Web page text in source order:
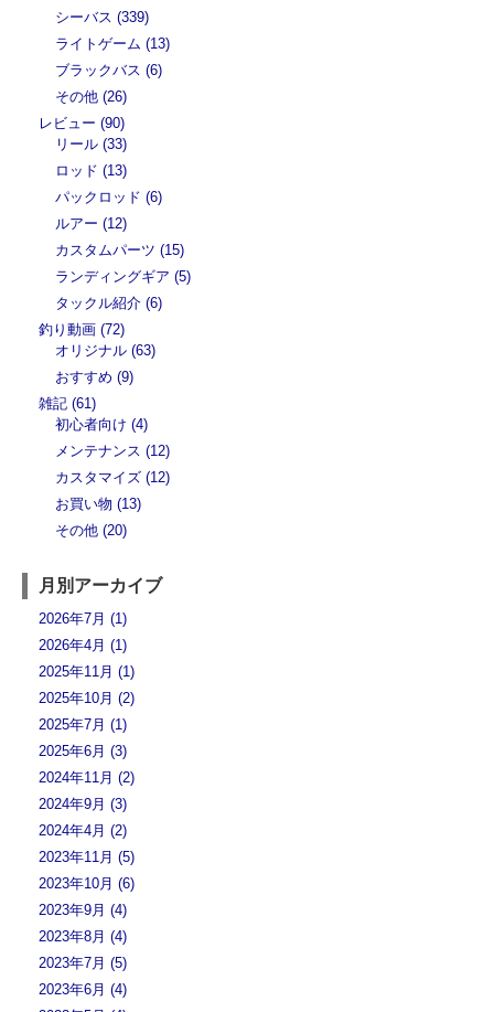
シーバス (339)
ライトゲーム (13)
ブラックバス (6)
その他 (26)
レビュー (90)
リール (33)
ロッド (13)
パックロッド (6)
ルアー (12)
カスタムパーツ (15)
ランディングギア (5)
タックル紹介 (6)
釣り動画 (72)
オリジナル (63)
おすすめ (9)
雑記 (61)
初心者向け (4)
メンテナンス (12)
カスタマイズ (12)
お買い物 (13)
その他 (20)
月別アーカイブ
2026年7月 (1)
2026年4月 (1)
2025年11月 (1)
2025年10月 (2)
2025年7月 (1)
2025年6月 (3)
2024年11月 (2)
2024年9月 (3)
2024年4月 (2)
2023年11月 (5)
2023年10月 (6)
2023年9月 (4)
2023年8月 (4)
2023年7月 (5)
2023年6月 (4)